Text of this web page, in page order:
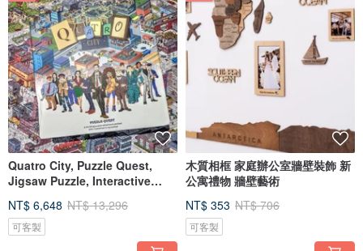
Quatro City, Puzzle Quest,
Jigsaw Puzzle, Interactive
NT$ 6,648 NT$ 13,296
可客製
木質相框 家庭辦公室牆壁裝飾 新
公寓禮物 牆壁藝術
NT$ 353 NT$ 706
可客製